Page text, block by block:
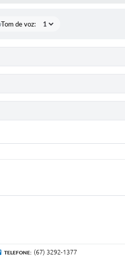
Tom de voz:
TELEFONE: (67) 3292-1377